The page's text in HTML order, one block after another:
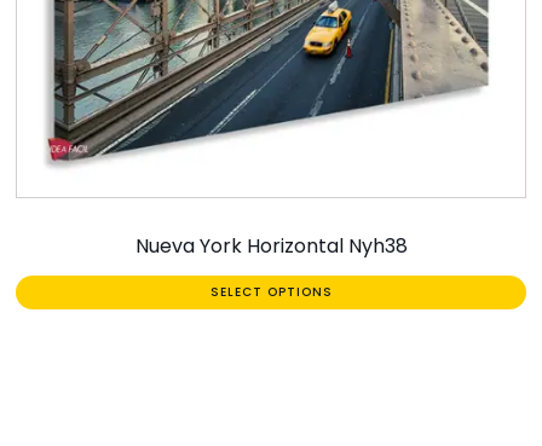
Nueva York Horizontal Nyh38
SELECT OPTIONS